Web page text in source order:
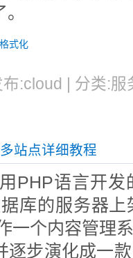
式化
布:cloud | 分类:服
站点详细教程
PHP语言开发
库的服务器
一个内容管理
逐步演化成一